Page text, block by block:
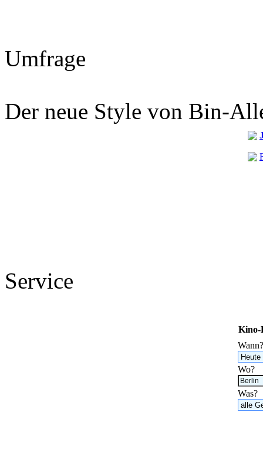
Umfrage
Der neue Style von Bin-
Service
Kino-
Wann?
Wo?
Was?